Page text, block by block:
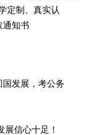
定制、真实认
通知书
发展，考公务
信心十足！